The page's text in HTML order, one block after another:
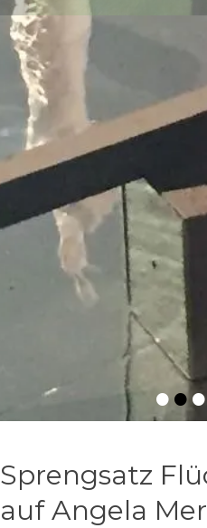
•••
Sprengsatz
auf Angela